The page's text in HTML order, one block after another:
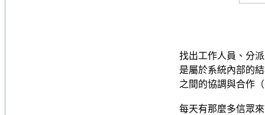
找出工作人員、分
是屬於系統內部的
之間的協調與合作
每天有那麼多信眾